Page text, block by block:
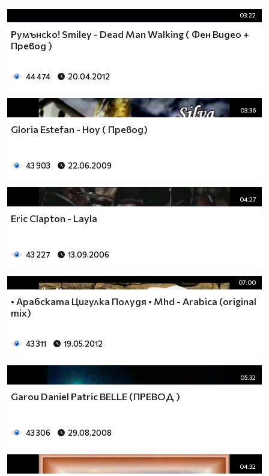
03:22
Румънско! Smiley - Dead Man Walking ( Фен Видео +
Превод )
44 474 20.04.2012
03:36
Gloria Estefan - Hoy ( Превод)
43 903 22.06.2009
04:27
Eric Clapton - Layla
43 227 13.09.2006
07:00
• Арабската Цигулка Полудя • Mhd - Arabica (original
mix)
43 311 19.05.2012
05:32
Garou Daniel Patric BELLE (ПРЕВОД )
43 306 29.08.2008
04:32